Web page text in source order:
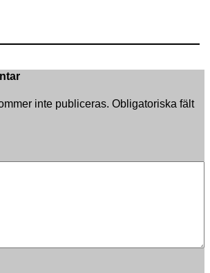
inte publiceras. Obligatoriska fält